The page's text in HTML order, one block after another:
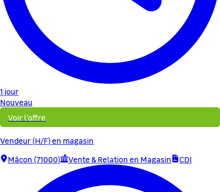
1 jour
Nouveau
Voir l'offre
Vendeur (H/F) en magasin
Mâcon (71000)
Vente & Relation en Magasin CDI